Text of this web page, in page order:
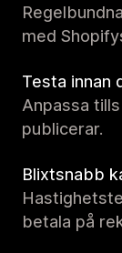
med
Testa innan
Anpassa
publicerar.
Blixtsnabb
betala på